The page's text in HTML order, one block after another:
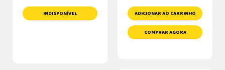
INDISPONÍVEL ADICIONAR AO CARRINHO
COMPRAR AGORA